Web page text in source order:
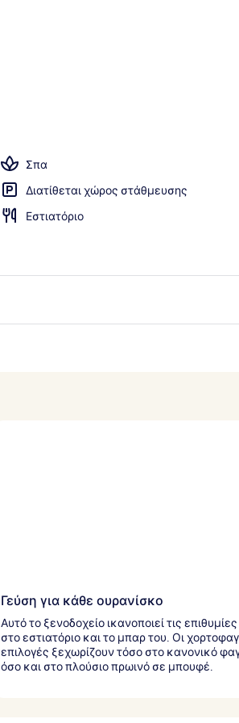
Σπα
Διατίθεται χώρος στάθμευσης
Εστιατόριο
Γεύση για κάθε ουρανίσκο
Αυτό το ξενοδοχείο ικανοποιεί τις
στο εστιατόριο και το μπαρ του. Οι
επιλογές ξεχωρίζουν τόσο στο κανονικό
όσο και στο πλούσιο πρωινό σε μπουφέ.